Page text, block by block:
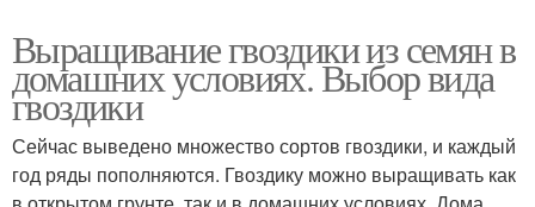
Выращивание гвоздики из семян в
домашних условиях. Выбор вида
гвоздики
Сейчас выведено множество сортов гвоздики, и каждый
год ряды пополняются. Гвоздику можно выращивать как